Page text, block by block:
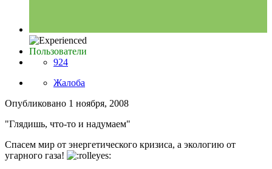
Пользователи
924
Жалоба
Опубликовано 1 ноября, 2008
"Глядишь, что-то и надумаем"
Спасем мир от энергетического кризиса, а экологию от
угарного газа!